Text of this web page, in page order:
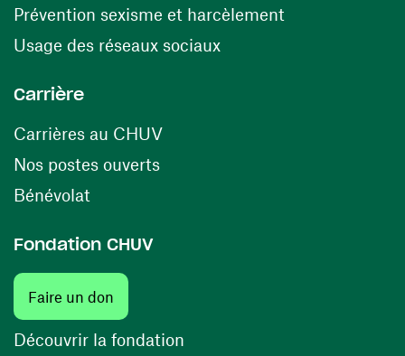
Prévention sexisme et harcèlement
Usage des réseaux sociaux(ouvre une nouvelle
Carrière
Carrières au CHUV(ouvre une nouvelle fenêtre)
Nos postes ouverts(ouvre une nouvelle fenêtre)
Bénévolat
Fondation CHUV
Faire un don
Découvrir la fondation